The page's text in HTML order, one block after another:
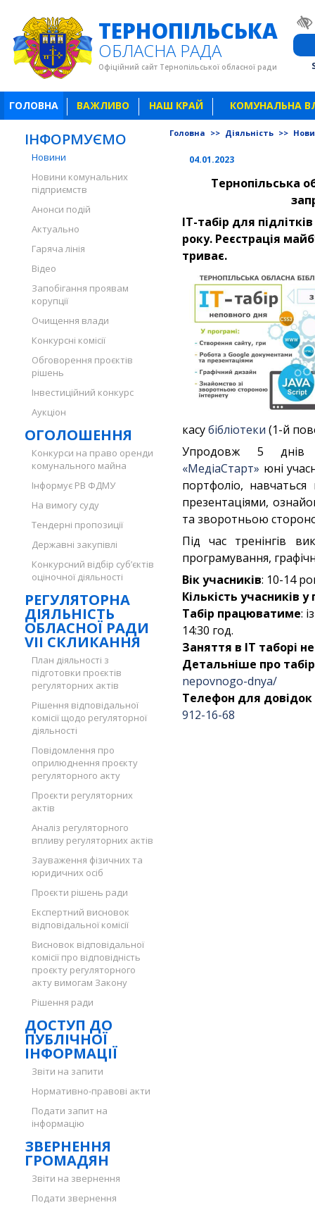
ТЕРНОПІЛЬСЬКА
ОБЛАСНА РАДА
Офіційний сайт Тернопільської обласної ради
ГОЛОВНА ВАЖЛИВО НАШ КРАЙ КОМУНАЛЬНА
ІНФОРМУЄМО
Новини
Новини комунальних
підприємств
Анонси подій
Актуально
Гаряча лінія
Відео
Запобігання проявам
корупції
Очищення влади
Конкурсні комісії
Обговорення проєктів
рішень
Інвестиційний конкурс
Аукціон
ОГОЛОШЕННЯ
Конкурси на право оренди
комунального майна
Інформує РВ ФДМУ
На вимогу суду
Тендерні пропозиції
Державні закупівлі
Конкурсний відбір суб’єктів
оціночної діяльності
РЕГУЛЯТОРНА
ДІЯЛЬНІСТЬ
ОБЛАСНОЇ РАДИ
VII СКЛИКАННЯ
План діяльності з
підготовки проєктів
регуляторних актів
Рішення відповідальної
комісії щодо регуляторної
діяльності
Повідомлення про
оприлюднення проєкту
регуляторного акту
Проєкти регуляторних
актів
Аналіз регуляторного
впливу регуляторних актів
Зауваження фізичних та
юридичних осіб
Проєкти рішень ради
Експертний висновок
відповідальної комісії
Висновок відповідальної
комісії про відповідність
проєкту регуляторного
акту вимогам Закону
Рішення ради
ДОСТУП ДО
ПУБЛІЧНОЇ
ІНФОРМАЦІЇ
Звіти на запити
Нормативно-правові акти
Подати запит на
інформацію
ЗВЕРНЕННЯ
ГРОМАДЯН
Звіти на звернення
Подати звернення
Головна >> Діяльність >>
04.01.2023
Тернопільська
ІТ-табір для
року. Реєстрація
триває.
касубібліотеки (1-й
Упродовж 5
«МедіаСтарт» юні
портфоліо,
презентаціями,
та зворотньою
Під час тренінгів
програмування,
Вік учасників: 10-14
Кількість учасників у
Табір працюватиме:
14:30 год.
Заняття в ІТ таборі
Детальніше про табір
nepovnogo-dnya/
Телефон для довідок
912-16-68